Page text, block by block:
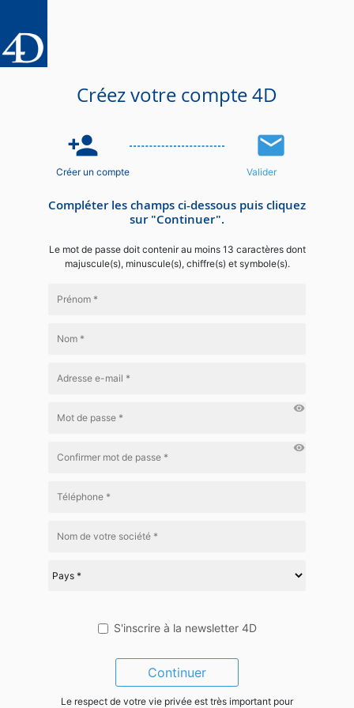
Créez votre compte 4D
person_add email
Créer un compte Valider
Compléter les champs ci-dessous puis cliquez
sur "Continuer".
Le mot de passe doit contenir au moins 13 caractères dont
majuscule(s), minuscule(s), chiffre(s) et symbole(s).
visibility
visibility
S'inscrire à la newsletter 4D
Continuer
Le respect de votre vie privée est très important pour